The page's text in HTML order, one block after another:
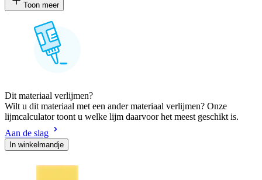
Toon meer
Dit materiaal verlijmen?
Wilt u dit materiaal met een ander materiaal verlijmen? Onze
lijmcalculator toont u welke lijm daarvoor het meest geschikt is.
Aan de slag
In winkelmandje